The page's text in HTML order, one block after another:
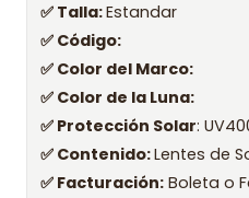
✅ Talla:Estandar
✅ Código:
✅ Color del Marco:
✅ Color de la Luna:
✅ Protección Solar:
✅ Contenido:Lentes de
✅ Facturación: Boleta o